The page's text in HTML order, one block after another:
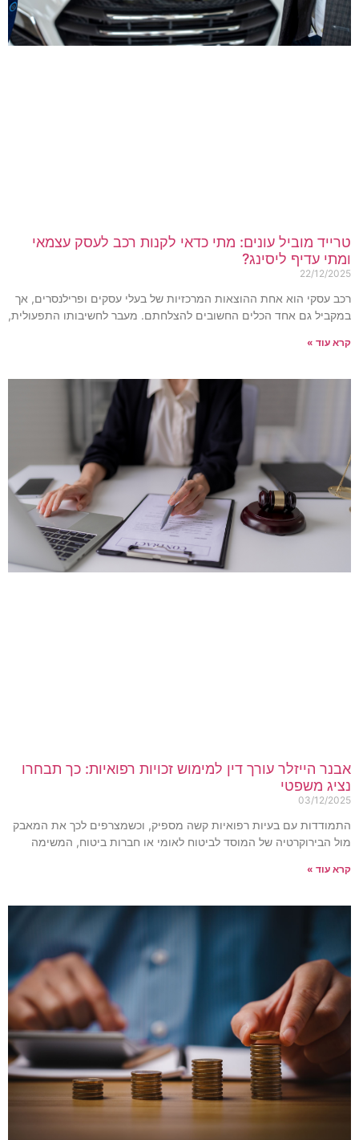
מוביל עונים: מתי כדאי לקנות רכב לעסק עצמאי
עדיף ליסינג?
22/12/
עסקי הוא אחת ההוצאות המרכזיות של בעלי עסקים ופרילנסרים, אך
גם אחד הכלים החשובים להצלחתם. מעבר לחשיבותו התפעולית,
עוד »
הייזלר עורך דין למימוש זכויות רפואיות: כך תבחרו
משפטי
03/12/
עם בעיות רפואיות קשה מספיק, וכשמצרפים לכך את המאבק
הבירוקרטיה של המוסד לביטוח לאומי או חברות ביטוח, המשימה
עוד »